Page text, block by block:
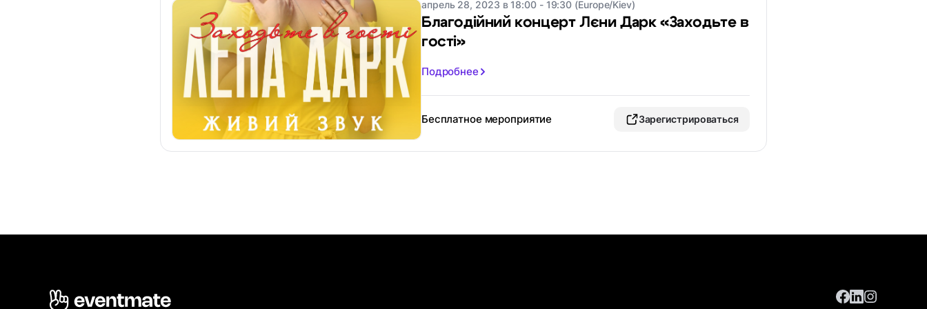
апрель 28, 2023 в 18:00 - 19:30 (Europe/Kiev)
Благодійний концерт Лєни Дарк «Заходьте в
гості»
Подробнее
Бесплатное мероприятие Зарегистрироваться